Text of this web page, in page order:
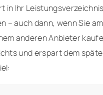
in Ihr Leistungsverzeichnis
– auch dann, wenn Sie am
anderen Anbieter
und erspart dem